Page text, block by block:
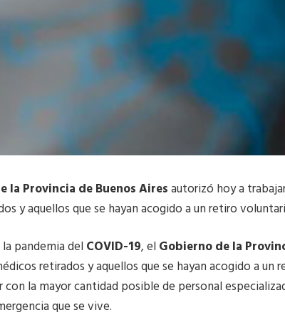
la Provincia de Buenos Airesautorizó hoy a
y aquellos que se hayan acogido a un retiro
pandemia del COVID-19, el Gobierno de la
retirados y aquellos que se hayan acogido a
la mayor cantidad posible de personal
que se vive.